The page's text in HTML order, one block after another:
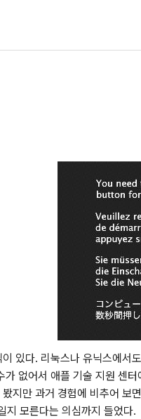
있다. 리눅스나 유닉스에
없어서 애플 기술 지원 센
지만 과거 경험에 비추어
지 모른다는 의심까지 들었다.